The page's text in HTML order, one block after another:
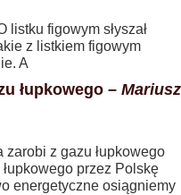
listku figowym słyszał
z listkiem figowym
A
łupkowego – Mariusz
z gazu łupkowego
przez Polskę
energetyczne osiągniemy